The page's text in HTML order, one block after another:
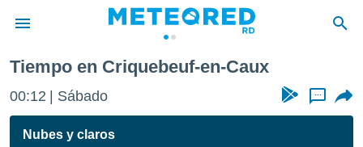
de
ha sido
Tiempo en Criquebeuf-en-Caux
00:12 Sábado ...
Nubes y claros